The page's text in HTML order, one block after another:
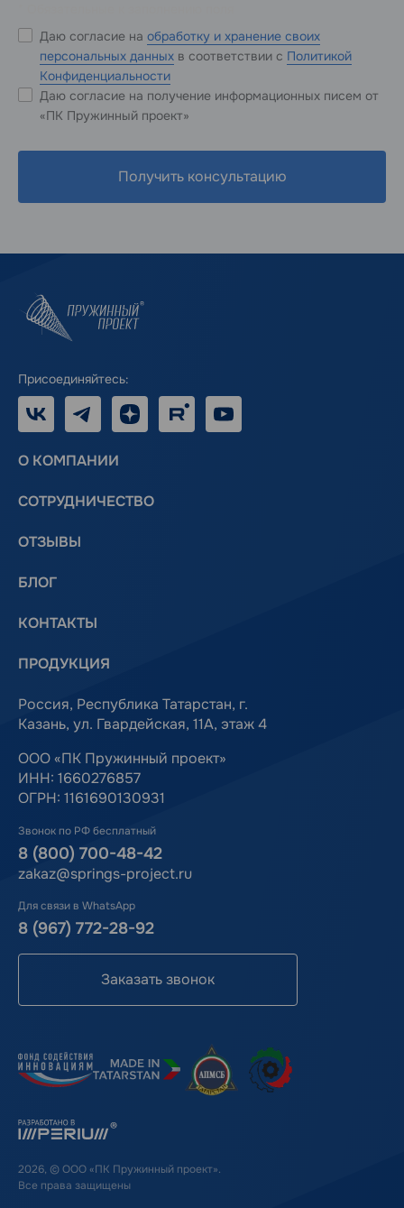
Даю согласие на обработку и хранение своих
персональных данных в соответствии с Политикой
Конфиденциальности
Даю согласие на получение информационных писем от
«ПК Пружинный проект»
Получить консультацию
Присоединяйтесь:
Telegram Дзен RUTUBE
О КОМПАНИИ
СОТРУДНИЧЕСТВО
ОТЗЫВЫ
БЛОГ
КОНТАКТЫ
ПРОДУКЦИЯ
Россия, Республика Татарстан, г.
Казань, ул. Гвардейская, 11А, этаж 4
ООО «ПК Пружинный проект»
ИНН: 1660276857
ОГРН: 1161690130931
Звонок по РФ бесплатный
8 (800) 700-48-42
zakaz@springs-project.ru
Для связи в WhatsApp
8 (967) 772-28-92
Заказать звонок
2026, © ООО «ПК Пружинный проект».
Все права защищены